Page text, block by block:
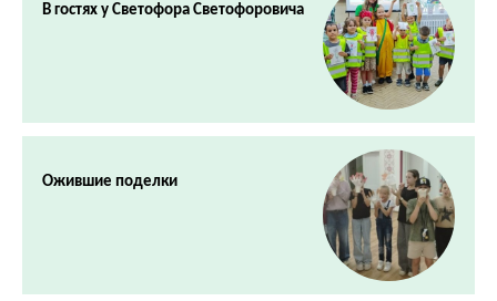
В гостях у Светофора Светофоровича
Ожившие поделки